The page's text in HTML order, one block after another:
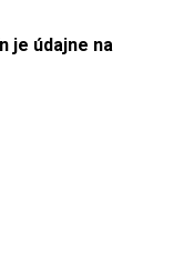
je údajne na